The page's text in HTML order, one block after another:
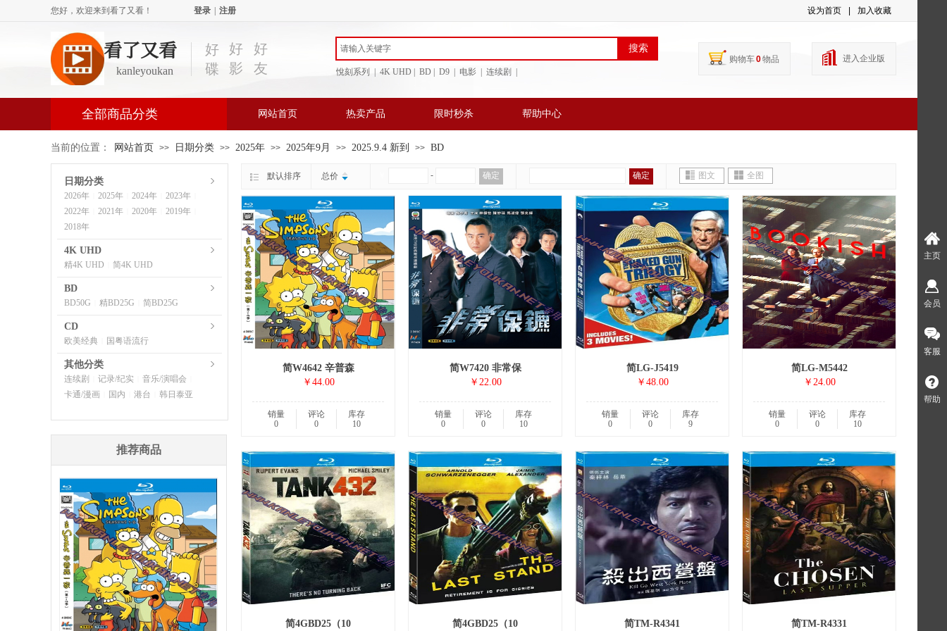
您好，欢迎来到看了又看！ 登录 注册 设为首页 加入收藏
好
碟
好
影
好
友
悅刻系列 | 4K UHD | BD | D9 | 电影 | 连续剧 |
购物车0物品 进入企业版
看了又看
kanleyoukan
搜索
全部商品分类 网站首页 热卖产品 限时秒杀 帮助中心
当前的位置： 网站首页 >> 日期分类 >> 2025年 >> 2025年9月 >> 2025.9.4 新到 >> BD
默认排序 总价 - 确定 确定 图文 全图
简W4642 辛普森
￥44.00
销量
0
评论
0
库存
10
简W7420 非常保
￥22.00
销量
0
评论
0
库存
10
简LG-J5419
￥48.00
销量
0
评论
0
库存
9
简LG-M5442
￥24.00
销量
0
评论
0
库存
10
简4GBD25（10 简4GBD25（10 简TM-R4341 简TM-R4331
日期分类
2026年 2025年 2024年 2023年
2022年 2021年 2020年 2019年
2018年
4K UHD
精4K UHD 简4K UHD
BD
BD50G 精BD25G 简BD25G
CD
欧美经典 国粤语流行
其他分类
连续剧 记录/纪实 音乐/演唱会
卡通/漫画 国内 港台 韩日泰亚
推荐商品
主页
会员
客服
帮助